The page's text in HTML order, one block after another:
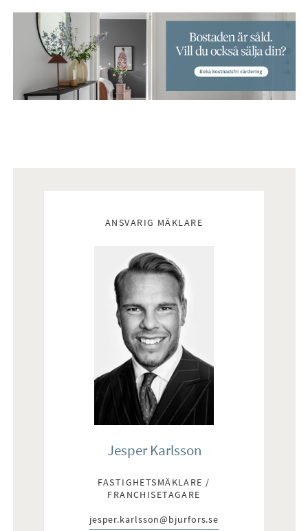
ANSVARIG MÄKLARE
Jesper Karlsson
FASTIGHETSMÄKLARE /
FRANCHISETAGARE
E-post:
jesper.karlsson@bjurfors.se